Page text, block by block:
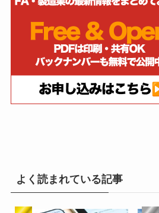
よく読まれている記事